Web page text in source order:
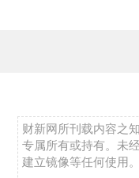
财新网所刊载内容之
专属所有或持有。未
建立镜像等任何使用。